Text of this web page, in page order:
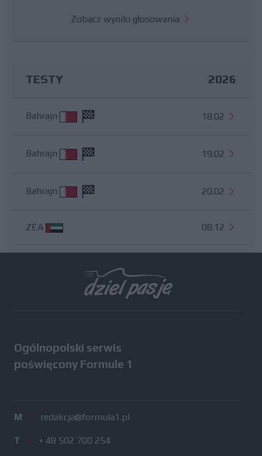
Zobacz wyniki głosowania
TESTY 2026
Bahrajn 18.02
Bahrajn 19.02
Bahrajn 20.02
ZEA 08.12
Ogólnopolski serwis
poświęcony Formule 1
M / redakcja@formula1.pl
T / + 48 502 700 254